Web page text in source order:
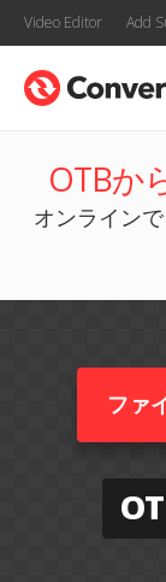
Video Editor Add
OTBか
オンライン
ファ